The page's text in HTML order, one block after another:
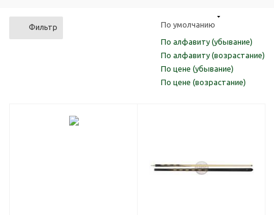
Фильтр
По умолчанию
По алфавиту (убывание)
По алфавиту (возрастание)
По цене (убывание)
По цене (возрастание)